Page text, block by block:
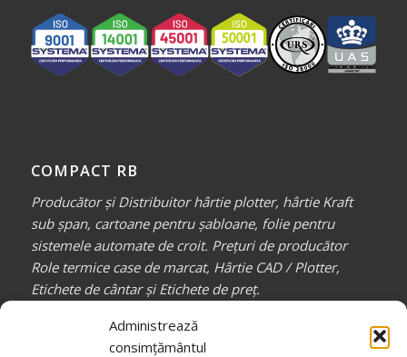
Administrează
consimțământul
COMPACT RB
Producător și Distribuitor hârtie plotter, hârtie Kraft
sub șpan, cartoane pentru șabloane, folie pentru
sistemele automate de croit. Prețuri de producător
Role termice case de marcat, Hârtie CAD / Plotter,
Etichete de cântar și Etichete de preț.
Partener de încredere pentru toți profesioniștii din
industria confecțiilor, auto, mobilă, etc.